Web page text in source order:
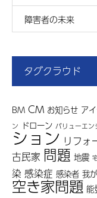
障害者の未来
タグクラウド
BM CM お知らせ ア
ン ドローン バリューエン
ション リフォ
古民家 問題 地震
染 感染症 感染者 我
空き家問題 能